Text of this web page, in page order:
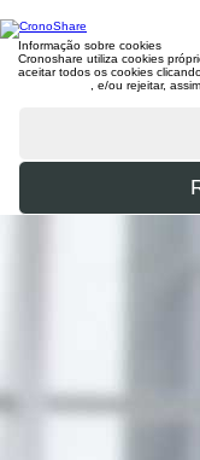
Informação sobre cookies
Cronoshare utiliza cookies
aceitar todos os cookies
, e/ou rejeitar,